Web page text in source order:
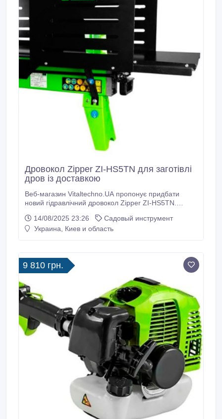
Дровокол Zipper ZI-HS5TN для заготівлі
дров із доставкою
Веб-магазин Vitaltechno.UA пропонує придбати
новий гідравлічний дровокол Zipper ZI-HS5TN.
дровокола Zipper ZI-HS5TN: напруга 220 В, робоче
положення горизонтальне, потужність двигуна 2.2
14/08/2025 23:26
Садовый инструмент
Украина, Киев и область
9 810 грн.